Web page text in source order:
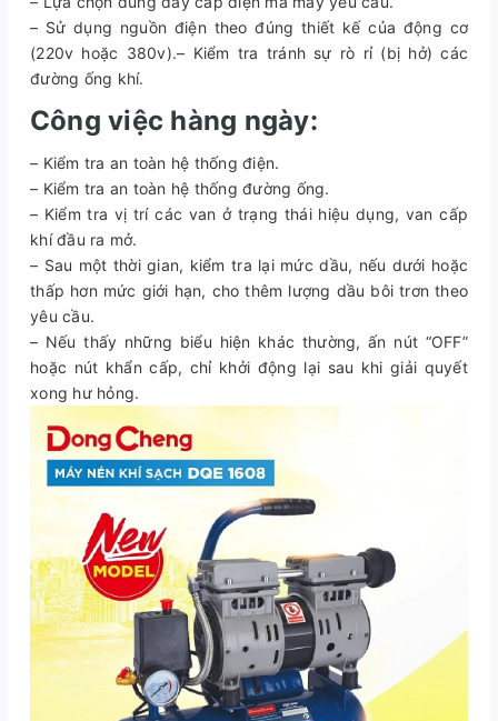
– Sử dụng nguồn điện theo đúng thiết kế của động cơ
(220v hoặc 380v).– Kiểm tra tránh sự rò rỉ (bị hở) các
đường ống khí.
Công việc hàng ngày:
– Kiểm tra an toàn hệ thống điện.
– Kiểm tra an toàn hệ thống đường ống.
– Kiểm tra vị trí các van ở trạng thái hiệu dụng, van cấp
khí đầu ra mở.
– Sau một thời gian, kiểm tra lại mức dầu, nếu dưới hoặc
thấp hơn mức giới hạn, cho thêm lượng dầu bôi trơn theo
yêu cầu.
– Nếu thấy những biểu hiện khác thường, ấn nút “OFF”
hoặc nút khẩn cấp, chỉ khởi động lại sau khi giải quyết
xong hư hỏng.